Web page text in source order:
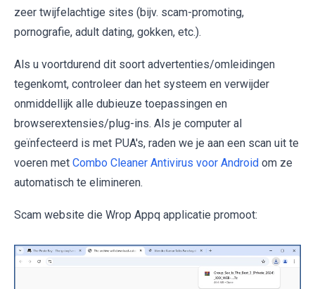
zeer twijfelachtige sites (bijv. scam-promoting,
pornografie, adult dating, gokken, etc.).
Als u voortdurend dit soort advertenties/omleidingen
tegenkomt, controleer dan het systeem en verwijder
onmiddellijk alle dubieuze toepassingen en
browserextensies/plug-ins. Als je computer al
geïnfecteerd is met PUA's, raden we je aan een scan uit te
voeren met Combo Cleaner Antivirus voor Android om ze
automatisch te elimineren.
Scam website die Wrop Appq applicatie promoot: